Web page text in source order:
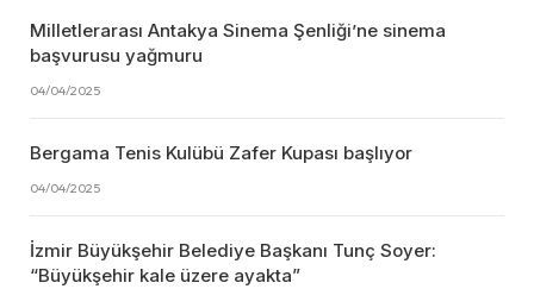
Milletlerarası Antakya Sinema Şenliği’ne sinema
başvurusu yağmuru
04/04/2025
Bergama Tenis Kulübü Zafer Kupası başlıyor
04/04/2025
İzmir Büyükşehir Belediye Başkanı Tunç Soyer:
“Büyükşehir kale üzere ayakta”